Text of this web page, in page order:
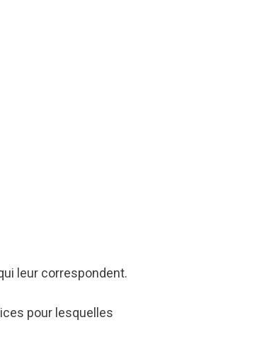
leur correspondent.
pour lesquelles